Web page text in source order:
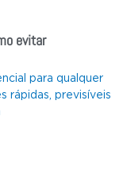
evitar
para qualquer
rápidas, previsíveis